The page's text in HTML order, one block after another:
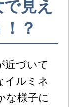
見え
？
近づいて
イルミネ
な様子に